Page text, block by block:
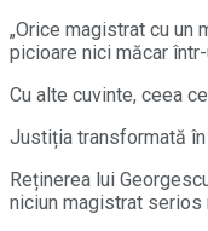
„Orice magistrat cu un
picioare nici măcar
Cu alte cuvinte, ceea
Justiția transformată
Reținerea lui
niciun magistrat serios